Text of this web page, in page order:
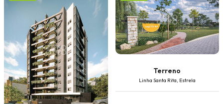
Terreno
Linha Santa Rita, Estrela